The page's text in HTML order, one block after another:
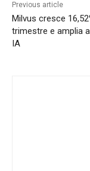
Previous article
Milvus cresce
trimestre e amplia
IA